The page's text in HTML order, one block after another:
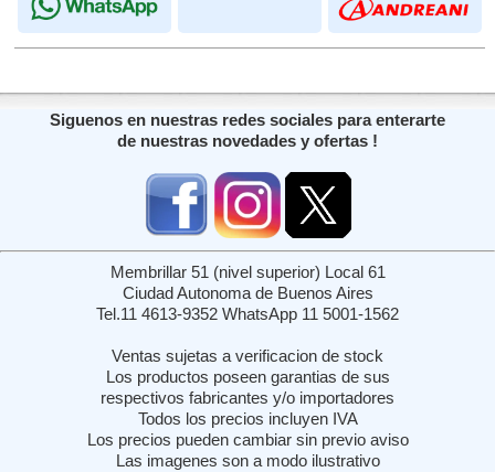
Siguenos en nuestras redes sociales para enterarte
de nuestras novedades y ofertas !
Membrillar 51 (nivel superior) Local 61
Ciudad Autonoma de Buenos Aires
Tel.11 4613-9352 WhatsApp 11 5001-1562
Ventas sujetas a verificacion de stock
Los productos poseen garantias de sus
respectivos fabricantes y/o importadores
Todos los precios incluyen IVA
Los precios pueden cambiar sin previo aviso
Las imagenes son a modo ilustrativo